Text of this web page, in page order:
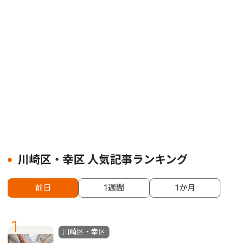
川崎区・幸区 人気記事ランキング
前日 1週間 1か月
1
川崎区・幸区